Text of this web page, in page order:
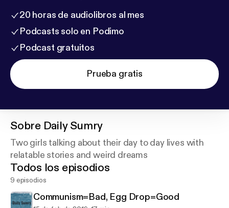
20 horas de audiolibros al mes
Podcasts solo en Podimo
Podcast gratuitos
Prueba gratis
Sobre Daily Sumry
Two girls talking about their day to day lives with
relatable stories and weird dreams
Todos los episodios
9 episodios
Communism=Bad, Egg Drop=Good